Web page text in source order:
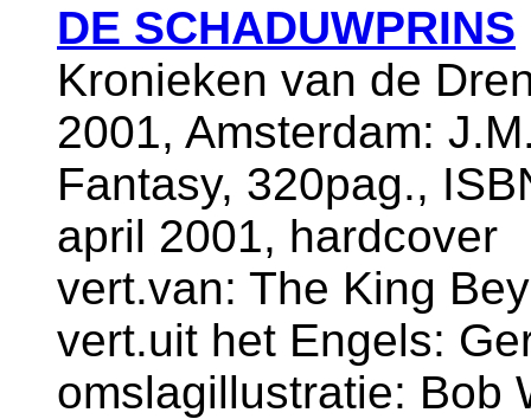
DE SCHADUWPRINS
Kronieken van de
2001, Amsterdam:
Fantasy, 320pag.,
april 2001, hardcover
vert.van: The King
vert.uit het Engels:
omslagillustratie: Bob